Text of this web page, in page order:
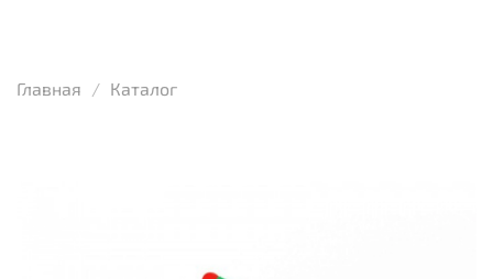
Главная Каталог